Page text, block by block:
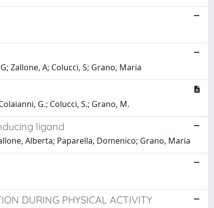
Zallone, A; Colucci, S; Grano, Maria
G.; Colucci, S.; Grano, M.
ligand
Alberta; Paparella, Domenico; Grano, Maria
DURING PHYSICAL ACTIVITY